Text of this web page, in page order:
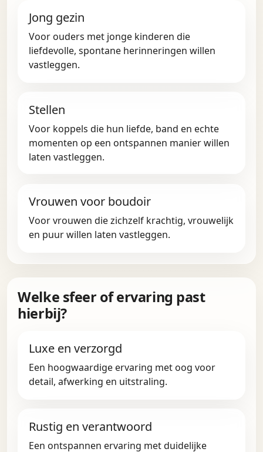
Jong gezin
Voor ouders met jonge kinderen die
liefdevolle, spontane herinneringen willen
vastleggen.
Stellen
Voor koppels die hun liefde, band en echte
momenten op een ontspannen manier willen
laten vastleggen.
Vrouwen voor boudoir
Voor vrouwen die zichzelf krachtig, vrouwelijk
en puur willen laten vastleggen.
Welke sfeer of ervaring past
hierbij?
Luxe en verzorgd
Een hoogwaardige ervaring met oog voor
detail, afwerking en uitstraling.
Rustig en verantwoord
Een ontspannen ervaring met duidelijke